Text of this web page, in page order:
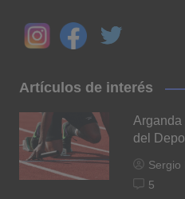
Artículos de interés
Arganda
del
Sergio
5